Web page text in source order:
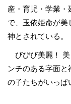
産・育児・学業・
で、玉依姫命が美
神とされている。
びびび美麗！
ンチのある字面
の子たちがいっぱ